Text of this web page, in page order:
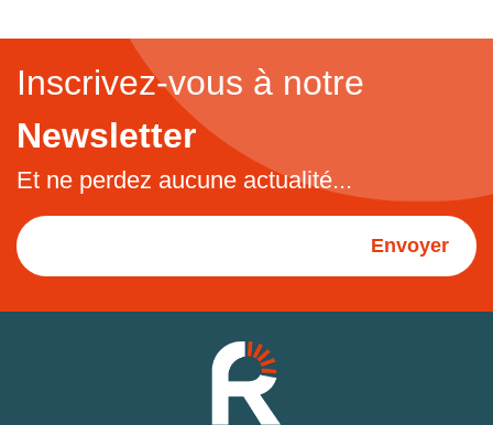
Inscrivez-vous à notre
Newsletter
Et ne perdez aucune actualité...
Envoyer